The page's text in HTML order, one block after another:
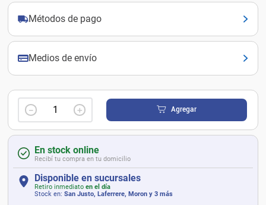
Métodos de pago
Medios de envío
＋
－ Agregar
En stock online
Recibí tu compra en tu domicilio
Disponible en sucursales
Retiro inmediato en el día
Stock en: San Justo, Laferrere, Moron y 3 más